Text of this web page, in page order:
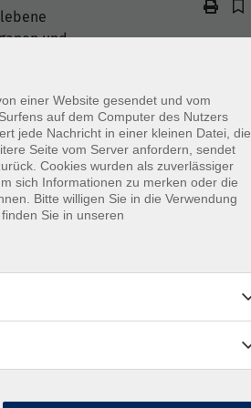
und
und
(Stress) und
auf entzündliche
und
einer Website gesendet und vom
auf dem Computer des Nutzers
jede Nachricht in einer kleinen Datei, die
Seite vom Server anfordern, sendet
Cookies wurden als zuverlässiger
sich Informationen zu merken oder die
Bitte willigen Sie in die Verwendung
Sie in unseren